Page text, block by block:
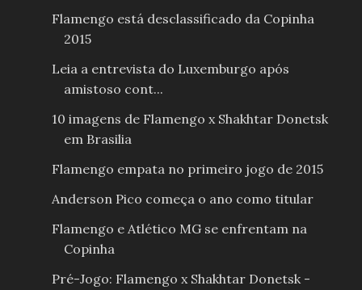
Flamengo está desclassificado da Copinha
2015
Leia a entrevista do Luxemburgo após
amistoso cont...
10 imagens de Flamengo x Shakhtar Donetsk
em Brasilia
Flamengo empata no primeiro jogo de 2015
Anderson Pico começa o ano como titular
Flamengo e Atlético MG se enfrentam na
Copinha
Pré-Jogo: Flamengo x Shakhtar Donetsk -